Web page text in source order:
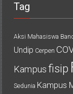
Tag
Aksi Mahasiswa
Undip Cerpen
Kampus fisip
Sedunia Kampus